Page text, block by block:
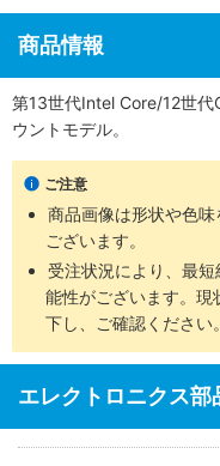
商品情報
第13世代Intel Core/12世代
ウントモデル。
ご注意
商品画像は形状や色
ございます。
受注状況により、最
能性がございます。現
下し、ご確認ください。
エレクトロニクス部